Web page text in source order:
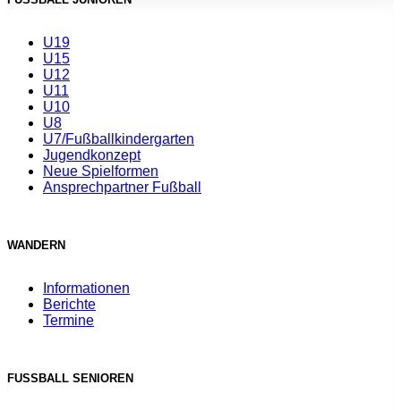
U19
U15
U12
U11
U10
U8
U7/Fußballkindergarten
Jugendkonzept
Neue Spielformen
Ansprechpartner Fußball
WANDERN
Informationen
Berichte
Termine
FUSSBALL SENIOREN